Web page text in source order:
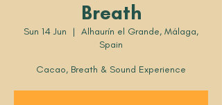
Breath
Sun 14 Jun
  |
Alhaurín el Grande, Málaga,
Spain
Cacao, Breath & Sound Experience